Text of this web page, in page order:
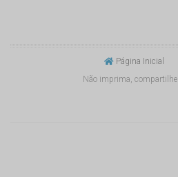
Página Inicial
Não imprima, compartilhe